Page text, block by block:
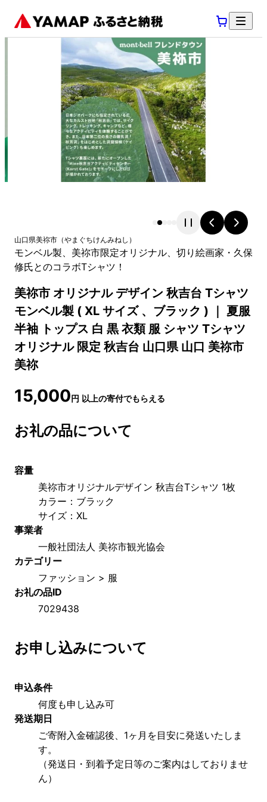
山口県美祢市 （やまぐちけんみねし ）
モンベル製、美祢市限定オリジナル、切り絵画家・久保
修氏とのコラボTシャツ！
美祢市 オリジナル デザイン 秋吉台 Tシャツ
モンベル製 ( XL サイズ 、ブラック ) ｜ 夏服
半袖 トップス 白 黒 衣類 服 シャツ Tシャツ
オリジナル 限定 秋吉台 山口県 山口 美祢市
美祢
15,000円 以上の寄付でもらえる
お礼の品について
容量
美祢市オリジナルデザイン 秋吉台Tシャツ 1枚
カラー：ブラック
サイズ：XL
事業者
一般社団法人 美祢市観光協会
カテゴリー
ファッション > 服
お礼の品ID
7029438
お申し込みについて
申込条件
何度も申し込み可
発送期日
ご寄附入金確認後、1ヶ月を目安に発送いたしま
す。
（発送日・到着予定日等のご案内はしておりませ
ん）